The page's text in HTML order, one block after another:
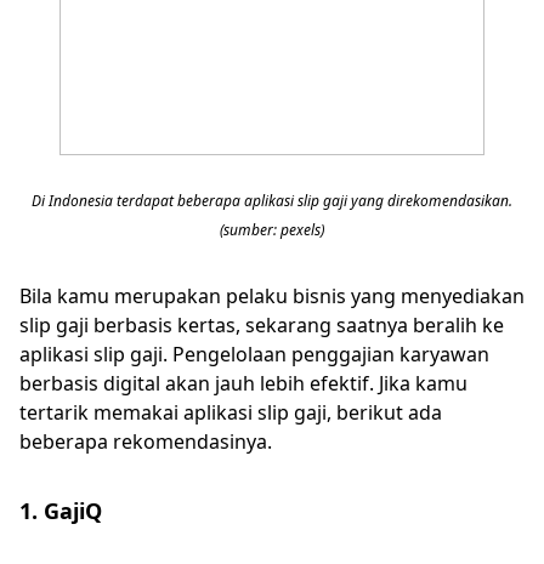
Di Indonesia terdapat beberapa aplikasi slip gaji yang direkomendasikan.
(sumber: pexels)
Bila kamu merupakan pelaku bisnis yang menyediakan
slip gaji berbasis kertas, sekarang saatnya beralih ke
aplikasi slip gaji. Pengelolaan penggajian karyawan
berbasis digital akan jauh lebih efektif. Jika kamu
tertarik memakai aplikasi slip gaji, berikut ada
beberapa rekomendasinya.
1. GajiQ